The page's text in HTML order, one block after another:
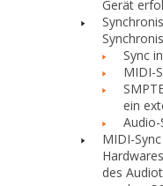
Gerät
Sync
MIDI-
ein
Audio-
MIDI-
des